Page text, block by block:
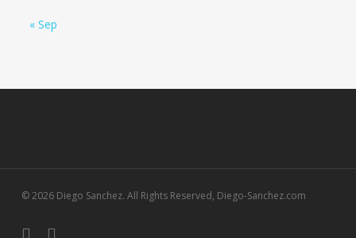
« Sep
© 2026 Diego Sanchez. All Rights Reserved, Diego-Sanchez.com
facebookinstagram